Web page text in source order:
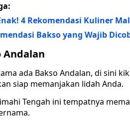
4 Rekomendasi Kuliner
Bakso yang Wajib
Andalan
ada Bakso Andalan, di sini
siap memanjakan lidah Anda.
Tengah ini tempatnya